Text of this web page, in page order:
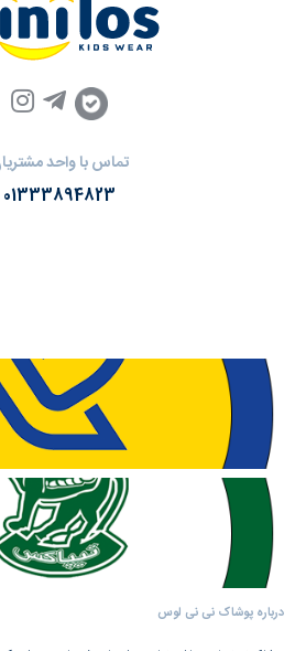
تماس با واحد
01333894823
درباره پوشاک نی نی لوس